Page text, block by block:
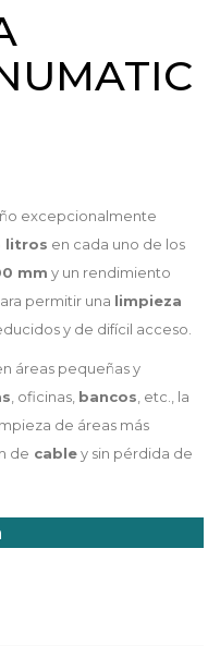
excepcionalmente
litros en cada uno de los
mm y un rendimiento
permitir una limpieza
y de difícil acceso.
áreas pequeñas y
, oficinas, bancos , etc., la
de áreas más
de cabley sin pérdida de